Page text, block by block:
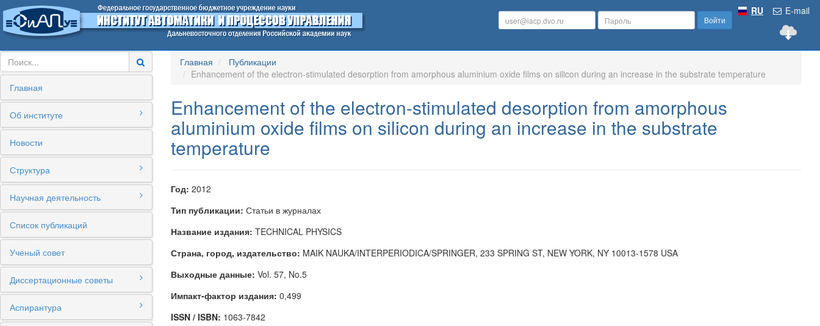
E-mail
RU
Войти
Главная
Об институте
Новости
Структура
Научная деятельность
Список публикаций
Ученый совет
Диссертационные советы
Аспирантура
Главная
Публикации
Enhancement of the electron-stimulated desorption from amorphous aluminium oxide films on silicon during an increase in the substrate temperature
Enhancement of the electron-stimulated desorption from amorphous
aluminium oxide films on silicon during an increase in the substrate
temperature
Год: 2012
Тип публикации: Статьи в журналах
Название издания: TECHNICAL PHYSICS
Страна, город, издательство: MAIK NAUKA/INTERPERIODICA/SPRINGER, 233 SPRING ST, NEW YORK, NY 10013-1578 USA
Выходные данные: Vol. 57, No.5
Импакт-фактор издания: 0,499
ISSN / ISBN: 1063-7842